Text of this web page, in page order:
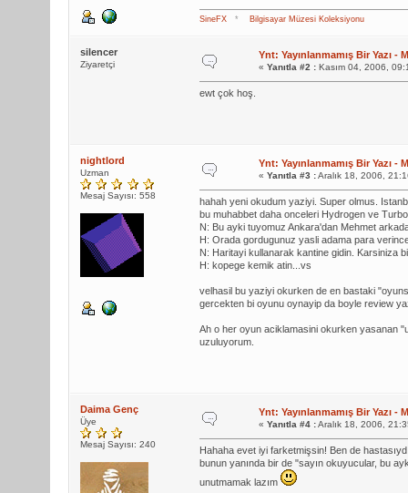
SineFX* Bilgisayar Müzesi Koleksiyonu
silencer
Ziyaretçi
Ynt: Yayınlanmamış Bir Yazı -
« Yanıtla #2 :Kasım 04, 2006,
ewt çok hoş.
nightlord
Uzman
Mesaj Sayısı: 558
Ynt: Yayınlanmamış Bir Yazı -
« Yanıtla #3 :Aralık 18, 2006,
hahah yeni okudum yaziyi. Super olmus.
bu muhabbet daha onceleri Hydrogen ve
N: Bu ayki tuyomuz Ankara'dan Mehmet
H: Orada gordugunuz yasli adama para
N: Haritayi kullanarak kantine gidin. Karsiniza
H: kopege kemik atin...vs
velhasil bu yaziyi okurken de en bastaki
gercekten bi oyunu oynayip da boyle review
Ah o her oyun aciklamasini okurken yasanan
uzuluyorum.
Daima Genç
Üye
Mesaj Sayısı: 240
Ynt: Yayınlanmamış Bir Yazı -
« Yanıtla #4 :Aralık 18, 2006,
Hahaha evet iyi farketmişsin! Ben de
bunun yanında bir de "sayın okuyucular, bu
unutmamak lazım